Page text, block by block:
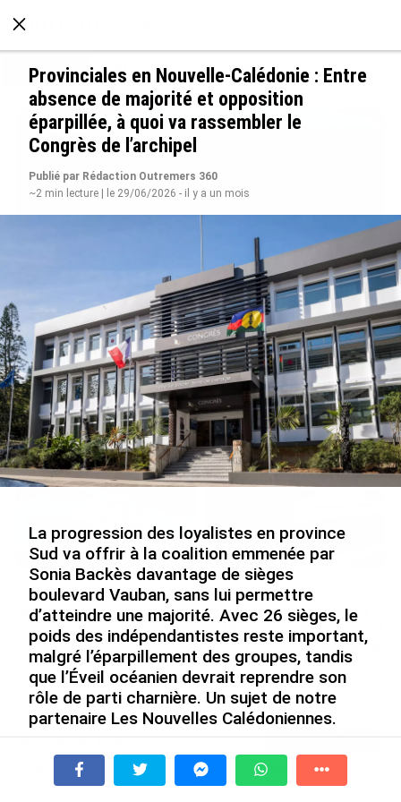
À LA UNE POLITIQUE ECONOMIE SOCIÉTÉ
SÉRIE. Histoire des chefs-lieux d’Outre-mer :
Nouméa, une capitale construite par le bagne,
le nickel et le Pacifique
le 08/08/2026
Rapport 2025 de l’Ifremer :
un engagement décisif dans
les Outre-mer
le 07/08/2026
De Messi à Trump :
l’expérience internationale
du Martiniquais Benoît Etinof
au service du Karibea Sainte-
Luce en Martinique
le 07/08/2026
Foy entend participer au
développement tourist...
À la une Tv Radio A Propos
Provinciales en Nouvelle-Calédonie : Entre
absence de majorité et opposition
éparpillée, à quoi va rassembler le
Congrès de l’archipel
Publié par Rédaction Outremers 360
~2 min lecture | le 29/06/2026 - il y a un mois
La progression des loyalistes en province
Sud va offrir à la coalition emmenée par
Sonia Backès davantage de sièges
boulevard Vauban, sans lui permettre
d’atteindre une majorité. Avec 26 sièges, le
poids des indépendantistes reste important,
malgré l’éparpillement des groupes, tandis
que l’Éveil océanien devrait reprendre son
rôle de parti charnière. Un sujet de notre
partenaire Les Nouvelles Calédoniennes.
Les résultats ne sont pas encore officiellement
proclamés, mais déjà les données mises en ligne par le
haut-commissariat offrent une vision assez précise